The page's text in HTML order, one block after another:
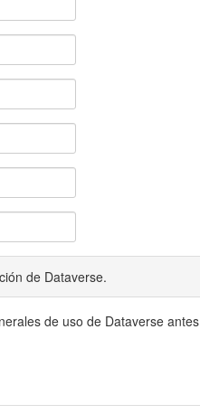
de Dataverse.
de uso de Dataverse